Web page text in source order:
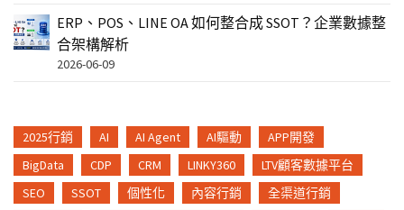
ERP、POS、LINE OA 如何整合成 SSOT？企業數據整
合架構解析
2026-06-09
2025行銷 AI AI Agent AI驅動
APP開發
BigData
CDP CRM LINKY360
LTV顧客數據平台
SEO
SSOT 個性化 內容行銷
全渠道行銷